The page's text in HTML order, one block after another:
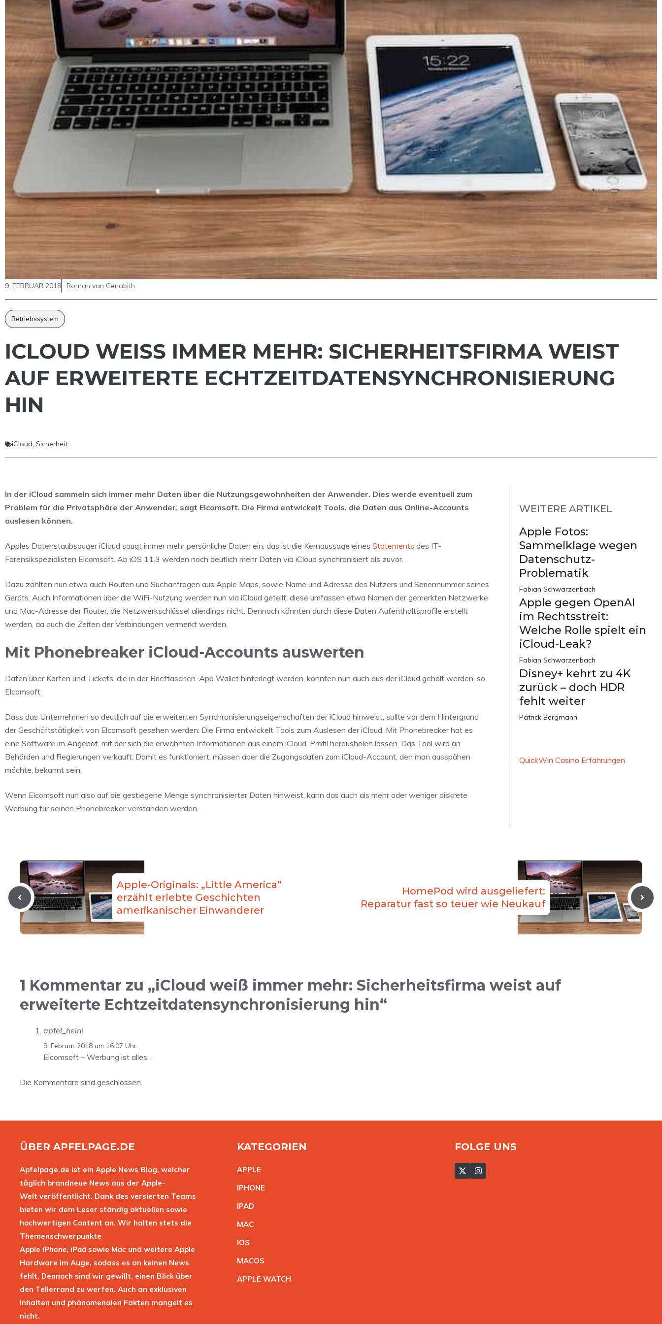
9. FEBRUAR 2018 Roman van Genabith
Betriebssystem
ICLOUD WEISS IMMER MEHR: SICHERHEITSFIRMA WEIST A
UF ERWEITERTE ECHTZEITDATENSYNCHRONISIERUNG H
IN
iCloud, Sicherheit
In der iCloud sammeln sich immer mehr Daten über die Nutzungsgewohnheiten der Anwender. Dies werde eventuell zum
Problem für die Privatsphäre der Anwender, sagt Elcomsoft. Die Firma entwickelt Tools, die Daten aus Online-Accounts
auslesen können.
Apples Datenstaubsauger iCloud saugt immer mehr persönliche Daten ein, das ist die Kernaussage eines Statements des IT-
Forensikspezialisten Elcomsoft. Ab iOS 11.3 werden noch deutlich mehr Daten via iCloud synchronisiert als zuvor.
Dazu zählten nun etwa auch Routen und Suchanfragen aus Apple Maps, sowie Name und Adresse des Nutzers und Seriennummer seines
Geräts. Auch Informationen über die WiFi-Nutzung werden nun via iCloud geteilt, diese umfassen etwa Namen der gemerkten Netzwerke
und Mac-Adresse der Router, die Netzwerkschlüssel allerdings nicht. Dennoch könnten durch diese Daten Aufenthaltsprofile erstellt
werden, da auch die Zeiten der Verbindungen vermerkt werden.
Mit Phonebreaker iCloud-Accounts auswerten
Daten über Karten und Tickets, die in der Brieftaschen-App Wallet hinterlegt werden, könnten nun auch aus der iCloud geholt werden, so
Elcomsoft.
Dass das Unternehmen so deutlich auf die erweiterten Synchronisierungseigenschaften der iCloud hinweist, sollte vor dem Hintergrund
der Geschäftstätigkeit von Elcomsoft gesehen werden: Die Firma entwickelt Tools zum Auslesen der iCloud. Mit Phonebreaker hat es
eine Software im Angebot, mit der sich die erwähnten Informationen aus einem iCloud-Profil herausholen lassen. Das Tool wird an
Behörden und Regierungen verkauft. Damit es funktioniert, müssen aber die Zugangsdaten zum iCloud-Account, den man ausspähen
möchte, bekannt sein.
Wenn Elcomsoft nun also auf die gestiegene Menge synchronisierter Daten hinweist, kann das auch als mehr oder weniger diskrete
Werbung für seinen Phonebreaker verstanden werden.
WEITERE ARTIKEL
Apple Fotos:
Sammelklage wegen
Datenschutz-
Problematik
Fabian Schwarzenbach
Apple gegen OpenAI
im Rechtsstreit:
Welche Rolle spielt ein
iCloud-Leak?
Fabian Schwarzenbach
Disney+ kehrt zu 4K
zurück – doch HDR
fehlt weiter
Patrick Bergmann
QuickWin Casino Erfahrungen
Apple-Originals: „Little America“
erzählt erlebte Geschichten
amerikanischer Einwanderer
HomePod wird ausgeliefert:
Reparatur fast so teuer wie Neukauf
1 Kommentar zu „iCloud weiß immer mehr: Sicherheitsfirma weist auf
erweiterte Echtzeitdatensynchronisierung hin“
apfel_heini
9. Februar 2018 um 16:07 Uhr
Elcomsoft – Werbung ist alles…
Die Kommentare sind geschlossen.
ÜBER APFELPAGE.DE
Apfelpage.de ist ein Apple News Blog, welcher
täglich brandneue News aus der Apple-
Welt veröffentlicht. Dank des versierten Teams
bieten wir dem Leser ständig aktuellen sowie
hochwertigen Content an. Wir halten stets die
Themenschwerpunkte
Apple iPhone, iPad sowie Mac und weitere Apple
Hardware im Auge, sodass es an keinen News
fehlt. Dennoch sind wir gewillt, einen Blick über
den Tellerrand zu werfen. Auch an exklusiven
Inhalten und phänomenalen Fakten mangelt es
nicht.
KATEGORIEN
APPLE
IPHONE
IPAD
MAC
IOS
MACOS
APPLE WATCH
FOLGE UNS